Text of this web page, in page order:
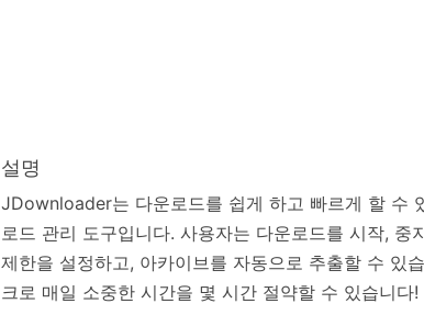
설명
JDownloader는 다운로드를 쉽게 하고 빠르게 할 수
로드 관리 도구입니다. 사용자는 다운로드를 시작, 중
제한을 설정하고, 아카이브를 자동으로 추출할 수 있
크로 매일 소중한 시간을 몇 시간 절약할 수 있습니다!